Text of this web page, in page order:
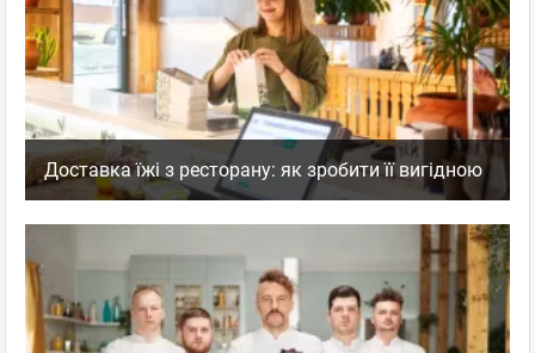
Доставка їжі з ресторану: як зробити її вигідною